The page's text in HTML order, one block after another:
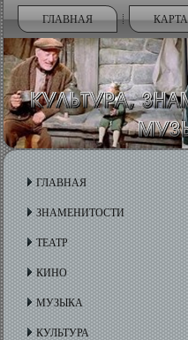
ГЛАВНАЯ
ГЛАВНАЯ
ЗНАМЕНИТОСТИ
ТЕАТР
КИНО
МУЗЫКА
КУЛЬТУРА